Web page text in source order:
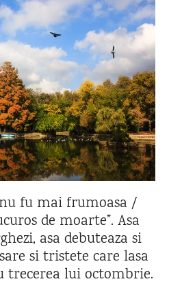
fu mai frumoasa /
de moarte”. Asa
asa debuteaza si
si tristete care lasa
trecerea lui octombrie.